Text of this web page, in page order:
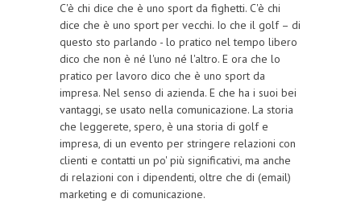
C'è chi dice che è uno sport da fighetti. C'è chi
dice che è uno sport per vecchi. Io che il golf – di
questo sto parlando - lo pratico nel tempo libero
dico che non è né l'uno né l'altro. E ora che lo
pratico per lavoro dico che è uno sport da
impresa. Nel senso di azienda. E che ha i suoi bei
vantaggi, se usato nella comunicazione. La storia
che leggerete, spero, è una storia di golf e
impresa, di un evento per stringere relazioni con
clienti e contatti un po' più significativi, ma anche
di relazioni con i dipendenti, oltre che di (email)
marketing e di comunicazione.